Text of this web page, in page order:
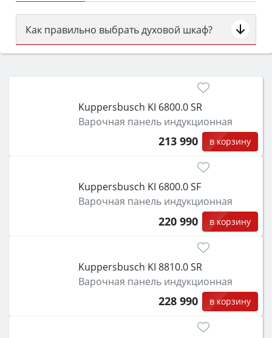
Как правильно выбрать духовой шкаф?
Сначала определитесь с типом (газовый или
затем смотрите на объём 50–70 л для семьи,
функции (конвекция, гриль, самоочистка,
защита от детей).
Kuppersbusch KI 6800.0 SR
Варочная панель индукционная
213 990 в корзину
Kuppersbusch KI 6800.0 SF
Варочная панель индукционная
220 990 в корзину
Kuppersbusch KI 8810.0 SR
Варочная панель индукционная
228 990 в корзину